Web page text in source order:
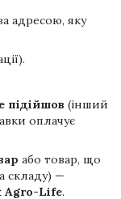
адресою, яку
підійшов (інший
оплачує
або товар, що
складу) —
Agro-Life.